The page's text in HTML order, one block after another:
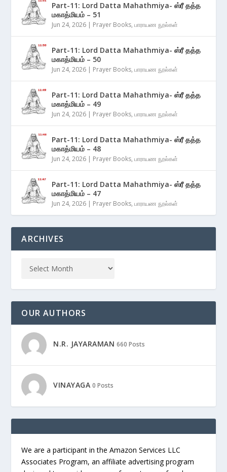
Part-11: Lord Datta Mahathmiya- ஸ்ரீ தத்த
மகாத்மியம் – 51
Jun 24, 2026 | Prayer Books,பாராயண நூல்கள்
Part-11: Lord Datta Mahathmiya- ஸ்ரீ தத்த
மகாத்மியம் – 50
Jun 24, 2026 | Prayer Books,பாராயண நூல்கள்
Part-11: Lord Datta Mahathmiya- ஸ்ரீ தத்த
மகாத்மியம் – 49
Jun 24, 2026 | Prayer Books,பாராயண நூல்கள்
Part-11: Lord Datta Mahathmiya- ஸ்ரீ தத்த
மகாத்மியம் – 48
Jun 24, 2026 | Prayer Books,பாராயண நூல்கள்
Part-11: Lord Datta Mahathmiya- ஸ்ரீ தத்த
மகாத்மியம் – 47
Jun 24, 2026 | Prayer Books,பாராயண நூல்கள்
ARCHIVES
OUR AUTHORS
N.R. JAYARAMAN 660 Posts
VINAYAGA 0 Posts
We are a participant in the Amazon Services LLC
Associates Program, an affiliate advertising program